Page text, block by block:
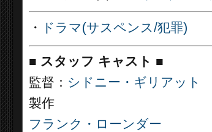
・ ドラマ(サスペンス/犯罪)
■ スタッフ キャスト ■
監督： シドニー・ギリアット
製作
フランク・ローンダー